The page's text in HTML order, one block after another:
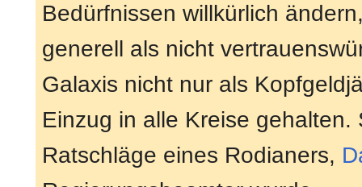
Bedürfnissen willkürlich
generell als nicht
Galaxis nicht nur als
Einzug in alle Kreise
Ratschläge eines Rodianers,